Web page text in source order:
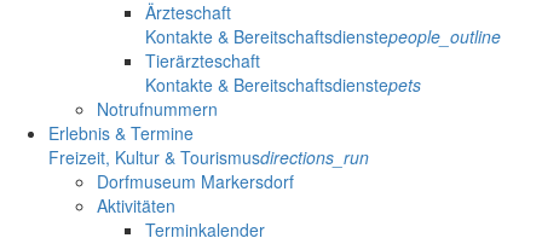
Ärzteschaft
Kontakte & Bereitschaftsdienstepeople_outline
Tierärzteschaft
Kontakte & Bereitschaftsdienstepets
Notrufnummern
Erlebnis & Termine
Freizeit, Kultur & Tourismusdirections_run
Dorfmuseum Markersdorf
Aktivitäten
Terminkalender